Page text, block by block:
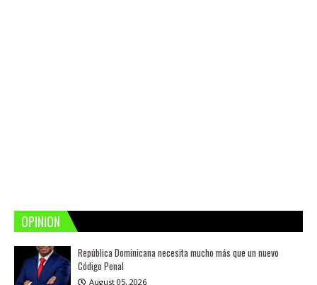
OPINION
República Dominicana necesita mucho más que un nuevo
Código Penal
August 05, 2026